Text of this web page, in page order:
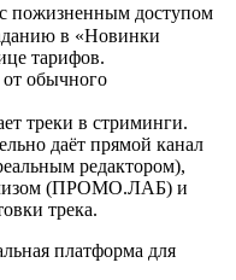
пожизненным доступом
в «Новинки
тарифов.
обычного
треки в стриминги.
даёт прямой канал
редактором),
(ПРОМО.ЛАБ) и
трека.
платформа для